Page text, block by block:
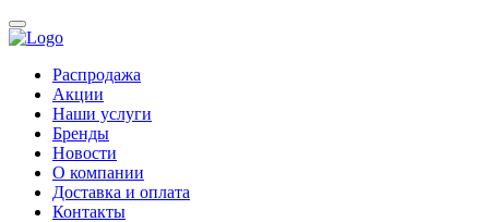
Распродажа
Акции
Наши услуги
Бренды
Новости
О компании
Доставка и оплата
Контакты